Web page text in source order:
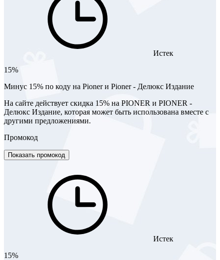
Истек
15%
Минус 15% по коду на Pioner и Pioner - Делюкс Издание
На сайте действует скидка 15% на PIONER и PIONER -
Делюкс Издание, которая может быть использована вместе с
другими предложениями.
Промокод
Показать промокод
Истек
15%